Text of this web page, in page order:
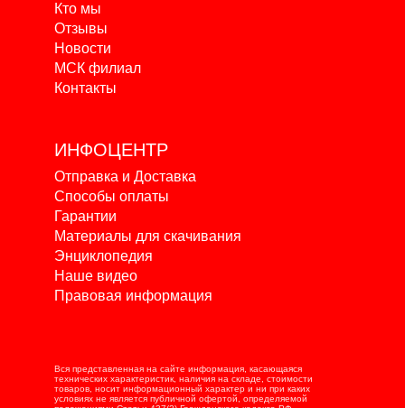
Кто мы
Отзывы
Новости
МСК филиал
Контакты
ИНФОЦЕНТР
Отправка и Доставка
Способы оплаты
Гарантии
Материалы для скачивания
Энциклопедия
Наше видео
Правовая информация
Вся представленная на сайте информация, касающаяся
технических характеристик, наличия на складе, стоимости
товаров, носит информационный характер и ни при каких
условиях не является публичной офертой, определяемой